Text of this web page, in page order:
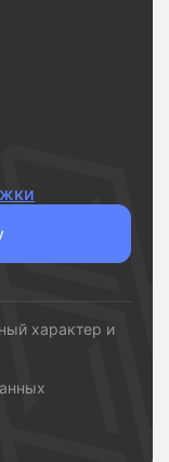
характер и